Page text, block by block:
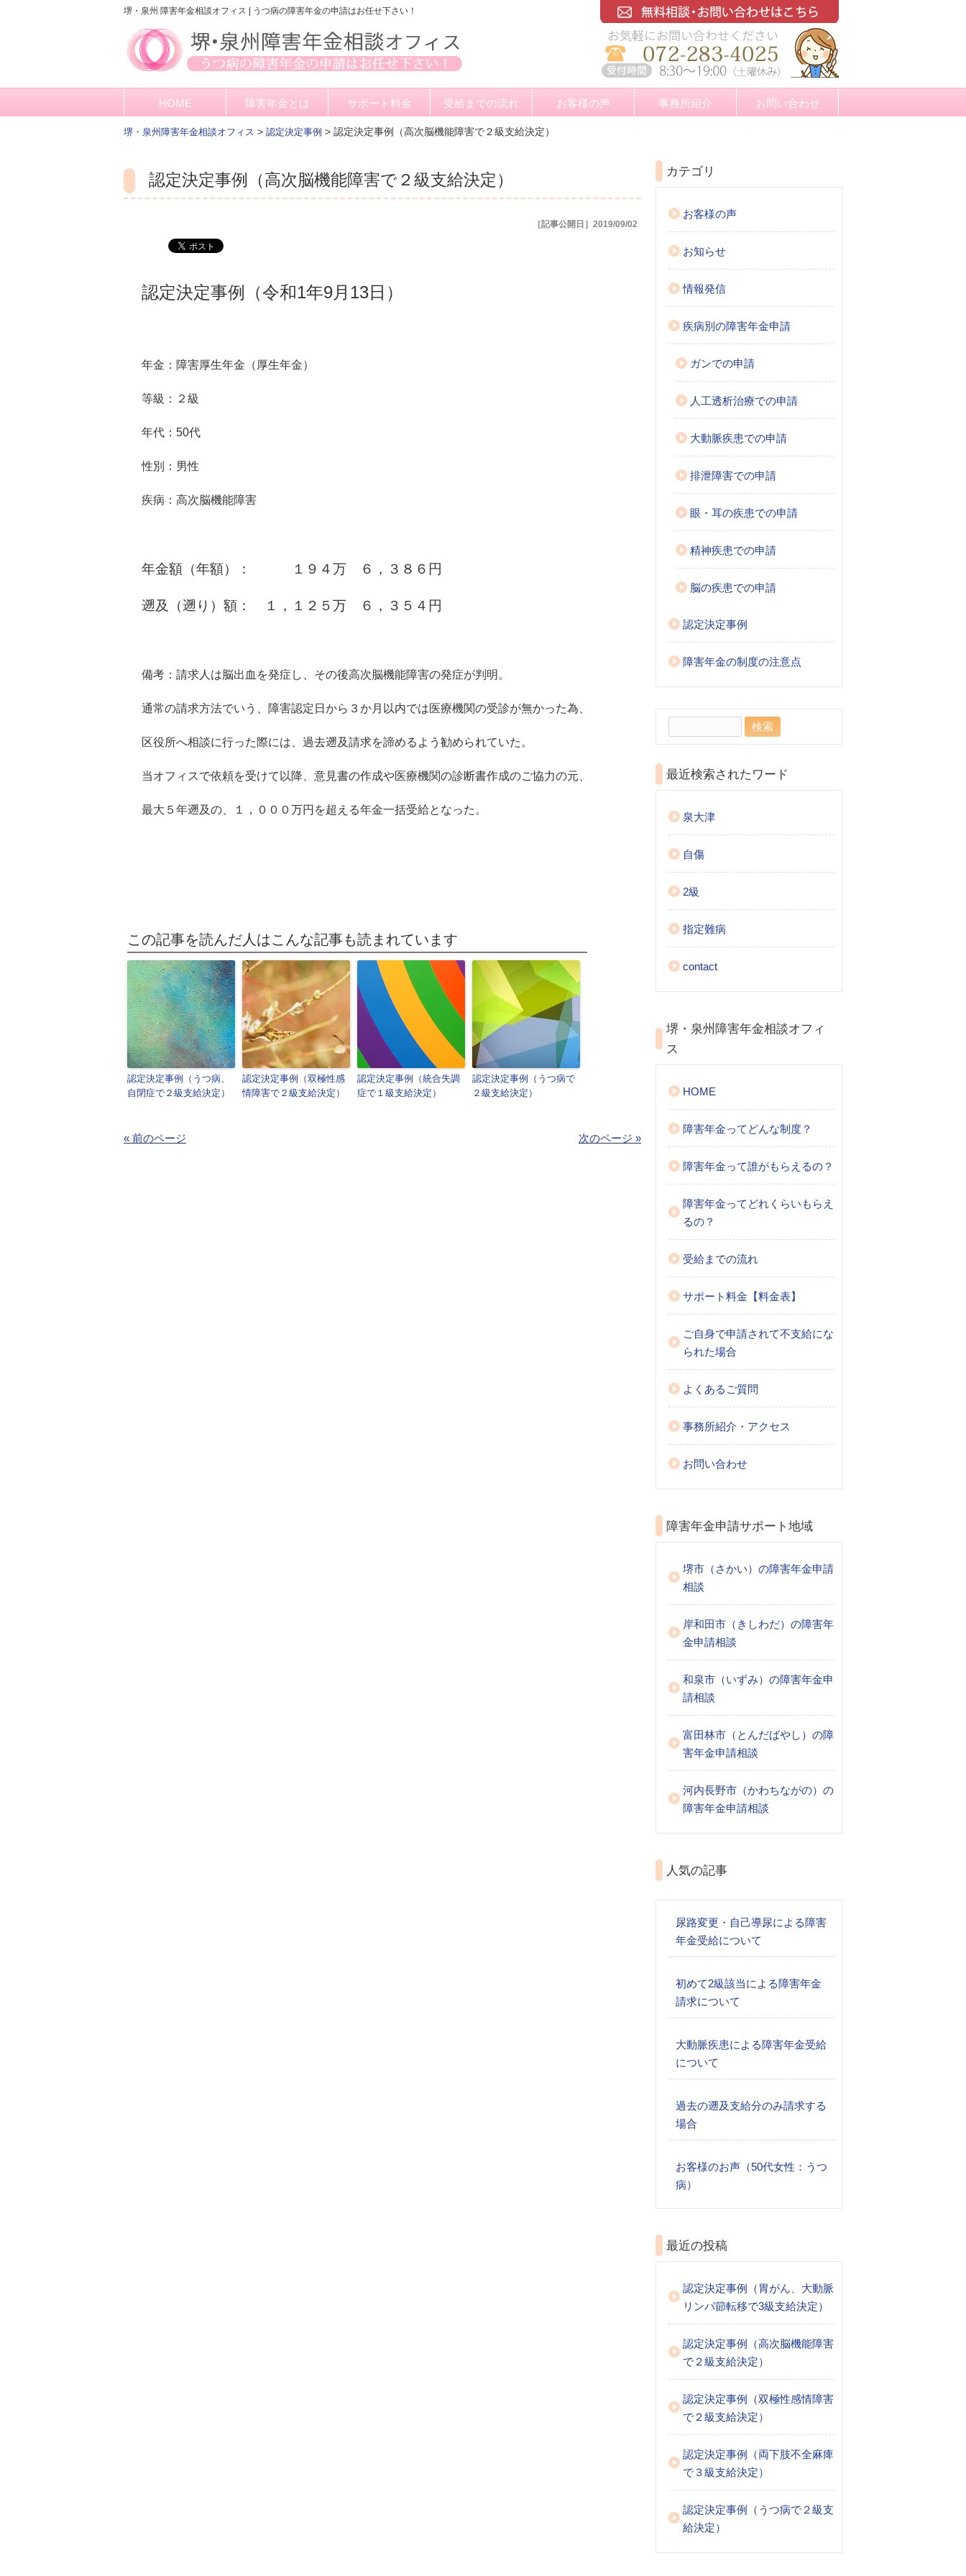
堺・泉州 障害年金相談オフィス | うつ病の障害年金の申請はお任せ下さい！
HOME 障害年金とは サポート料金 受給までの流れ お客様の声 事務所紹介 お問い合わせ
堺・泉州障害年金相談オフィス > 認定決定事例 > 認定決定事例（高次脳機能障害で２級支給決定）
認定決定事例（高次脳機能障害で２級支給決定）
［記事公開日］2019/09/02
認定決定事例（令和1年9月13日）
年金：障害厚生年金（厚生年金）
等級：２級
年代：50代
性別：男性
疾病：高次脳機能障害
年金額（年額）： １９４万 ６，３８６円
遡及（遡り）額： １，１２５万 ６，３５４ 円
備考：請求人は脳出血を発症し、その後高次脳機能障害の発症が判明。
通常の請求方法でいう、障害認定日から３か月以内では医療機関の受診が無かった為、
区役所へ相談に行った際には、過去遡及請求を諦めるよう勧められていた。
当オフィスで依頼を受けて以降、意見書の作成や医療機関の診断書作成のご協力の元、
最大５ 年遡及の、１，０００万円を超える年金一括受給となった。
この記事を読んだ人はこんな記事も読まれています
認定決定事例（うつ病、
自閉症で２級支給決定）
認定決定事例（双極性感
情障害で２級支給決定）
認定決定事例（統合失調
症で１級支給決定）
認定決定事例（うつ病で
２級支給決定）
« 前のページ 次のページ »
カテゴリ
お客様の声
お知らせ
情報発信
疾病別の障害年金申請
ガンでの申請
人工透析治療での申請
大動脈疾患での申請
排泄障害での申請
眼・耳の疾患での申請
精神疾患での申請
脳の疾患での申請
認定決定事例
障害年金の制度の注意点
最近検索されたワード
泉大津
自傷
2級
指定難病
contact
堺・泉州障害年金相談オフィ
ス
HOME
障害年金ってどんな制度？
障害年金って誰がもらえるの？
障害年金ってどれくらいもらえ
るの？
受給までの流れ
サポート料金【料金表】
ご自身で申請されて不支給にな
られた場合
よくあるご質問
事務所紹介・アクセス
お問い合わせ
障害年金申請サポート地域
堺市（さかい）の障害年金申請
相談
岸和田市（きしわだ）の障害年
金申請相談
和泉市（いずみ）の障害年金申
請相談
富田林市（とんだばやし）の障
害年金申請相談
河内長野市（かわちながの）の
障害年金申請相談
人気の記事
尿路変更・自己導尿による障害
年金受給について
初めて2級該当による障害年金
請求について
大動脈疾患による障害年金受給
について
過去の遡及支給分のみ請求する
場合
お客様のお声（50代女性：うつ
病）
最近の投稿
認定決定事例（胃がん、大動脈
リンパ節転移で3級支給決定）
認定決定事例（高次脳機能障害
で２級支給決定）
認定決定事例（双極性感情障害
で２級支給決定）
認定決定事例（両下肢不全麻痺
で３級支給決定）
認定決定事例（うつ病で２級支
給決定）